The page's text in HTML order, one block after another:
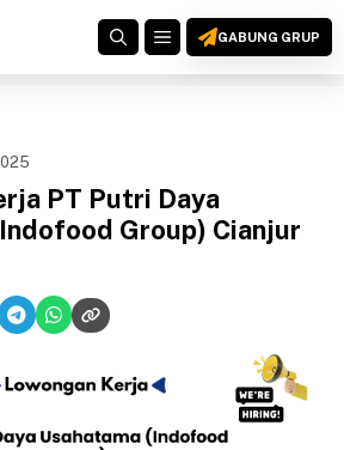
MENUGABUNG GRUP
PT Putri Daya
Group) Cianjur